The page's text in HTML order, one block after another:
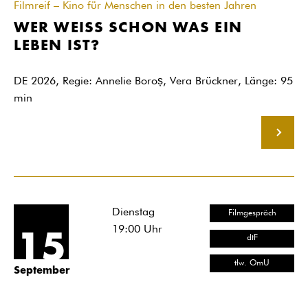
Filmreif – Kino für Menschen in den besten Jahren
WER WEISS SCHON WAS EIN
LEBEN IST?
DE 2026, Regie: Annelie Boroș, Vera Brückner, Länge: 95
min
15
September
Dienstag
19:00Uhr
Filmgespräch
dtF
tlw. OmU